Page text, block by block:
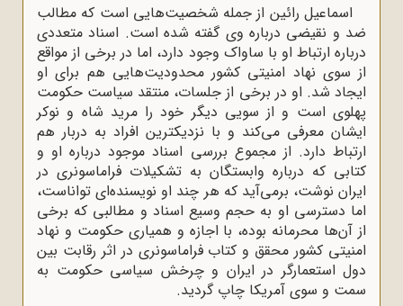
اسماعیل رائین از جمله شخصیت‌هایی است که مطالب
ضد و نقیضی درباره وی گفته شده است. اسناد متعددی
درباره ارتباط او با ساواک وجود دارد، اما در برخی از مواقع
از سوی نهاد امنیتی کشور محدودیت‌هایی هم برای او
ایجاد شد. او در برخی از جلسات، منتقد سیاست حکومت
پهلوی است و از سویی دیگر خود را مرید شاه و نوکر
ایشان معرفی می‌کند و با نزدیکترین افراد به دربار هم
ارتباط دارد. از مجموع بررسی اسناد موجود درباره او و
کتابی که درباره وابستگان به تشکیلات فراماسونری در
ایران نوشت، برمی‌آید که هر چند او نویسنده‌ای تواناست،
اما دسترسی او به حجم وسیع اسناد و مطالبی که برخی
از آن‌ها محرمانه بوده، با اجازه و همیاری حکومت و نهاد
امنیتی کشور محقق و کتاب فراماسونری در اثر رقابت بین
دول استعمارگر در ایران و چرخش سیاسی حکومت به
سمت و سوی آمریکا چاپ گردید.